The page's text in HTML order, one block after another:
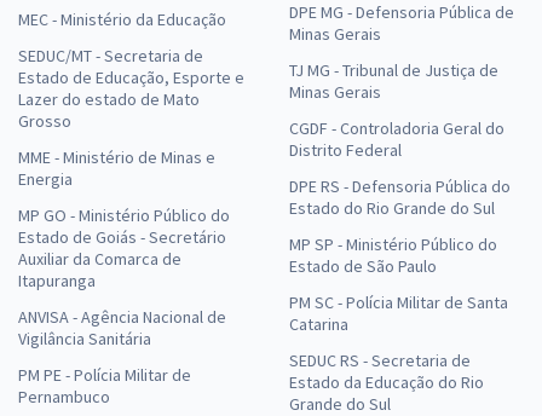
MEC - Ministério da Educação
SEDUC/MT - Secretaria de
Estado de Educação, Esporte e
Lazer do estado de Mato
Grosso
MME - Ministério de Minas e
Energia
MP GO - Ministério Público do
Estado de Goiás - Secretário
Auxiliar da Comarca de
Itapuranga
ANVISA - Agência Nacional de
Vigilância Sanitária
PM PE - Polícia Militar de
Pernambuco
DPE MG - Defensoria Pública de
Minas Gerais
TJ MG - Tribunal de Justiça de
Minas Gerais
CGDF - Controladoria Geral do
Distrito Federal
DPE RS - Defensoria Pública do
Estado do Rio Grande do Sul
MP SP - Ministério Público do
Estado de São Paulo
PM SC - Polícia Militar de Santa
Catarina
SEDUC RS - Secretaria de
Estado da Educação do Rio
Grande do Sul